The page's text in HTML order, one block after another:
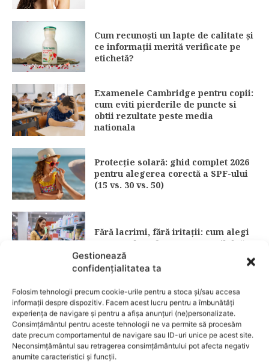
Gestionează
confidențialitatea ta
Folosim tehnologii precum cookie-urile pentru a stoca și/sau accesa
informații despre dispozitiv. Facem acest lucru pentru a îmbunătăți
experiența de navigare și pentru a afișa anunțuri (ne)personalizate.
Consimțământul pentru aceste tehnologii ne va permite să procesăm
date precum comportamentul de navigare sau ID-uri unice pe acest site.
Neconsimțământul sau retragerea consimțământului pot afecta negativ
anumite caracteristici și funcții.
Cum recunoști un lapte de calitate și
ce informații merită verificate pe
etichetă?
Examenele Cambridge pentru copii:
cum eviti pierderile de puncte si
obtii rezultate peste media
nationala
Protecție solară: ghid complet 2026
pentru alegerea corectă a SPF-ului
(15 vs. 30 vs. 50)
Fără lacrimi, fără iritații: cum alegi
șamponul perfect pentru copilul tău
CATEGORII POPULARE
EVENIMENTE
741
LIFESTYLE
COPII
634
FAMILIA
582